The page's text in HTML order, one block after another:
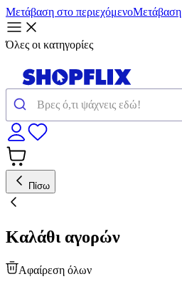
Μετάβαση στο περιεχόμενοΜετάβαση
Όλες οι κατηγορίες
Πίσω
Καλάθι αγορών
Αφαίρεση όλων